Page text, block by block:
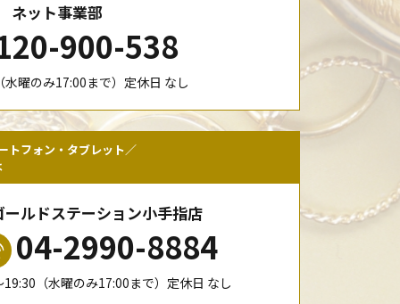
ネット事業部
900-538
水曜のみ17:00まで）定休日 なし
トフォン・タブレット／
ールドステーション小手指店
04-2990-8884
19:30（水曜のみ17:00まで）定休日 なし